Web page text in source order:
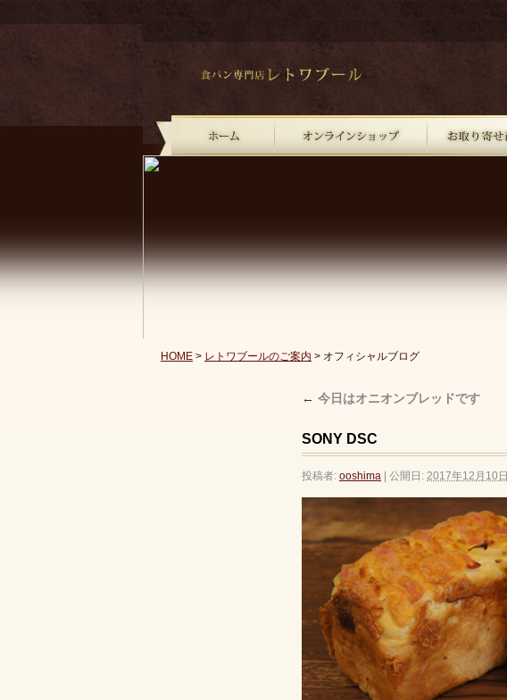
HOME > レトワブールのご案内 > オフィシャルブログ
← 今日はオニオンブレッドです
SONY DSC
投稿者: ooshima 公開日: 2017年12月10日